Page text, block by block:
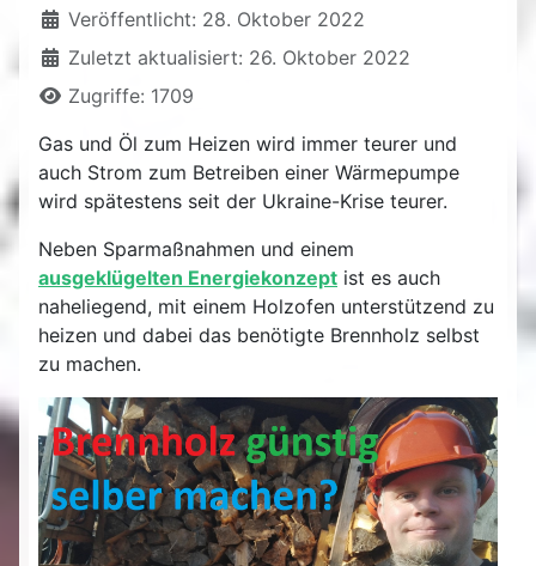
Veröffentlicht: 28. Oktober 2022
Zuletzt aktualisiert: 26. Oktober 2022
Zugriffe: 1709
Gas und Öl zum Heizen wird immer teurer und
auch Strom zum Betreiben einer Wärmepumpe
wird spätestens seit der Ukraine-Krise teurer.
Neben Sparmaßnahmen und einem
ausgeklügelten Energiekonzept ist es auch
naheliegend, mit einem Holzofen unterstützend zu
heizen und dabei das benötigte Brennholz selbst
zu machen.